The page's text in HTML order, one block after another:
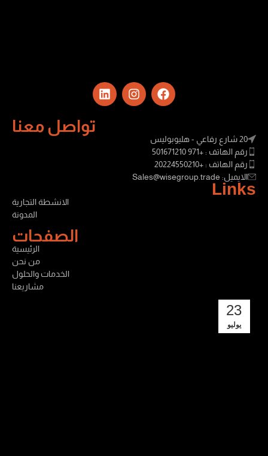
تواصل معنا
20 شارع رفاعي - هليوبوليس
رقم الهاتف : +971 501671210
رقم الهاتف : +20224550210
الايميل: Sales@wisegroup.trade
Links
الانشطة التجارية
المدونة
الصفحات
الرئيسية
من نحن
الخدمات والحلول
مشاريعنا
23
يوليو